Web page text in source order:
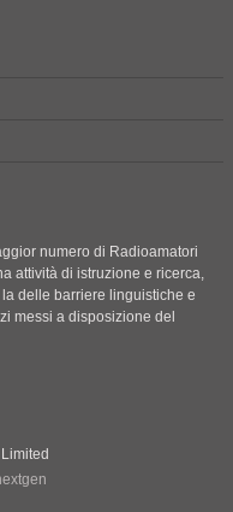
numero di Radioamatori
attività di istruzione e ricerca,
delle barriere linguistiche e
messi a disposizione del